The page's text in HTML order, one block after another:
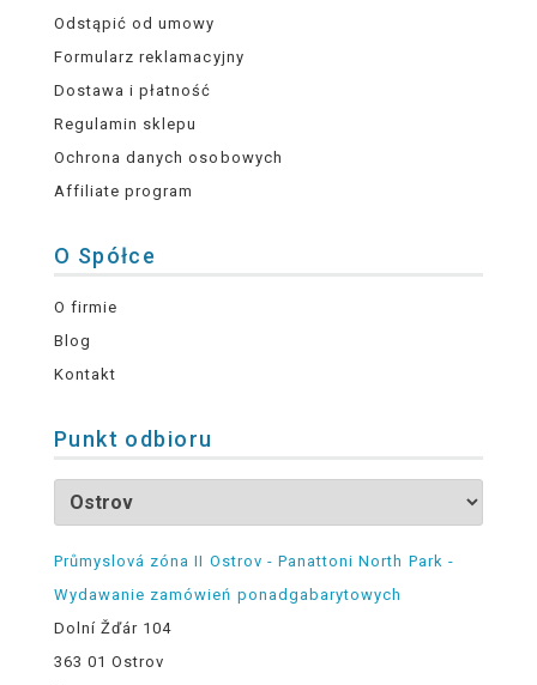
Odstąpić od umowy
Formularz reklamacyjny
Dostawa i płatność
Regulamin sklepu
Ochrona danych osobowych
Affiliate program
O Spółce
O firmie
Blog
Kontakt
Punkt odbioru
Průmyslová zóna II Ostrov - Panattoni North Park -
Wydawanie zamówień ponadgabarytowych
Dolní Žďár 104
363 01 Ostrov